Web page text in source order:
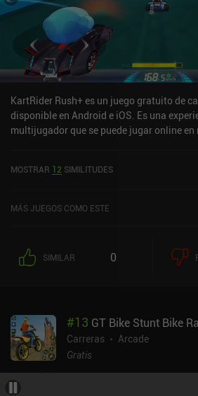
KartRider Rush+ es un juego gratuito de
disponible en Android e iOS. Es una
multijugador que se puede jugar online
actual de 3,8 sobre 5,0 en Google Play y de
MOSTRAR 12 SIMILITUDES
MÁS JUEGOS COMO ESTE
SIMILAR 0
#13 GT Bike Stunt Bike
Carreras
Arcade
Gratis